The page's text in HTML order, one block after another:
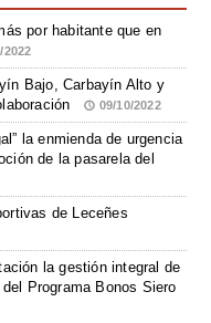
por habitante que en
2022
Bajo, Carbayín Alto y
09/10/2022
la enmienda de urgencia
de la pasarela del
de Leceñes
la gestión integral de
Programa Bonos Siero